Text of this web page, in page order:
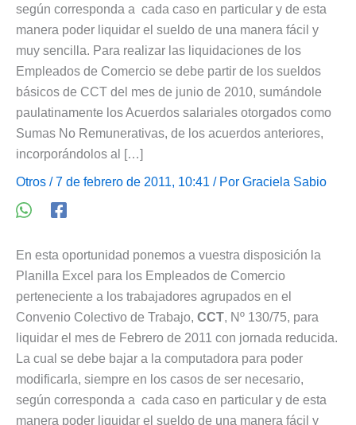
según corresponda a cada caso en particular y de esta
manera poder liquidar el sueldo de una manera fácil y
muy sencilla. Para realizar las liquidaciones de los
Empleados de Comercio se debe partir de los sueldos
básicos de CCT del mes de junio de 2010, sumándole
paulatinamente los Acuerdos salariales otorgados como
Sumas No Remunerativas, de los acuerdos anteriores,
incorporándolos al […]
Otros / 7 de febrero de 2011, 10:41 / Por Graciela Sabio
En esta oportunidad ponemos a vuestra disposición la
Planilla Excel para los Empleados de Comercio
perteneciente a los trabajadores agrupados en el
Convenio Colectivo de Trabajo, CCT, Nº 130/75, para
liquidar el mes de Febrero de 2011 con jornada reducida.
La cual se debe bajar a la computadora para poder
modificarla, siempre en los casos de ser necesario,
según corresponda a cada caso en particular y de esta
manera poder liquidar el sueldo de una manera fácil y